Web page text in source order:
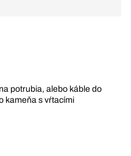
potrubia, alebo káble do
kameňa s vŕtacími